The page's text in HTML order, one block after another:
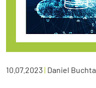
10.07.2023| Daniel Buchta